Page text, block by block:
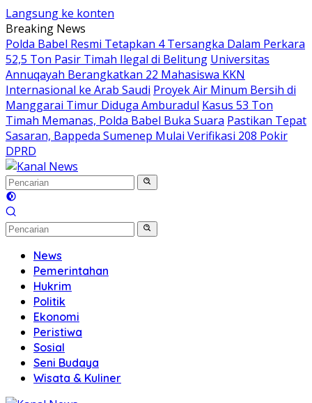
Langsung ke konten
Breaking News
Polda Babel Resmi Tetapkan 4 Tersangka Dalam Perkara
52,5 Ton Pasir Timah Ilegal di Belitung Universitas
Annuqayah Berangkatkan 22 Mahasiswa KKN
Internasional ke Arab Saudi Proyek Air Minum Bersih di
Manggarai Timur Diduga Amburadul Kasus 53 Ton
Timah Memanas, Polda Babel Buka Suara Pastikan Tepat
Sasaran, Bappeda Sumenep Mulai Verifikasi 208 Pokir
DPRD
News
Pemerintahan
Hukrim
Politik
Ekonomi
Peristiwa
Sosial
Seni Budaya
Wisata & Kuliner